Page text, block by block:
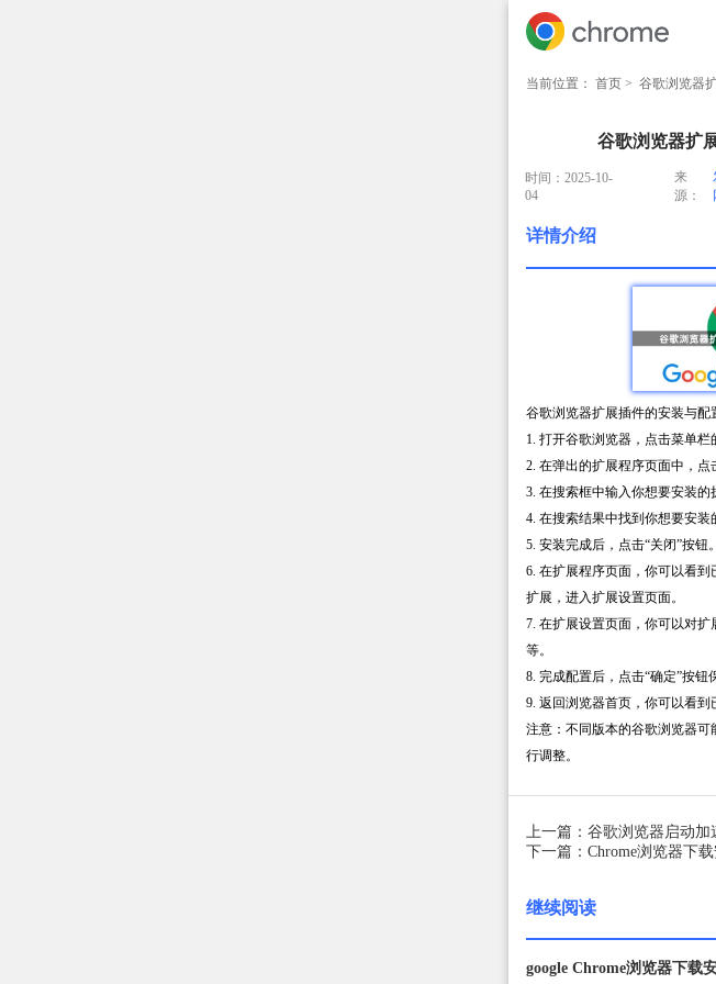
当前位置： 首页 > 谷歌浏览器
谷歌浏览器扩
时间：2025-10-
04
来
源：
详情介绍
谷歌浏览器扩展插件的安装与配
1. 打开谷歌浏览器，点击菜单栏
2. 在弹出的扩展程序页面中，点
3. 在搜索框中输入你想要安装的
4. 在搜索结果中找到你想要安装
5. 安装完成后，点击“关闭”按钮。
6. 在扩展程序页面，你可以看
扩展，进入扩展设置页面。
7. 在扩展设置页面，你可以对
等。
8. 完成配置后，点击“确定”按钮
9. 返回浏览器首页，你可以看到
注意：不同版本的谷歌浏览器
行调整。
上一篇：谷歌浏览器启动
下一篇：Chrome浏览器下
继续阅读
google Chrome浏览器下载